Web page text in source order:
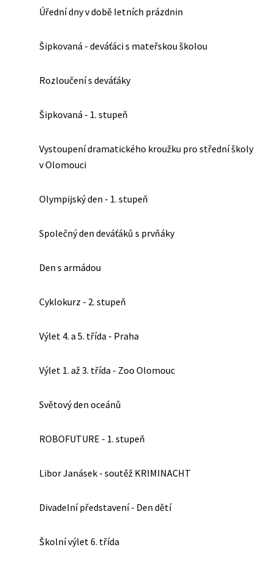
Úřední dny v době letních prázdnin
Šipkovaná - deváťáci s mateřskou školou
Rozloučení s deváťáky
Šipkovaná - 1. stupeň
Vystoupení dramatického kroužku pro střední školy
v Olomouci
Olympijský den - 1. stupeň
Společný den deváťáků s prvňáky
Den s armádou
Cyklokurz - 2. stupeň
Výlet 4. a 5. třída - Praha
Výlet 1. až 3. třída - Zoo Olomouc
Světový den oceánů
ROBOFUTURE - 1. stupeň
Libor Janásek - soutěž KRIMINACHT
Divadelní představení - Den dětí
Školní výlet 6. třída